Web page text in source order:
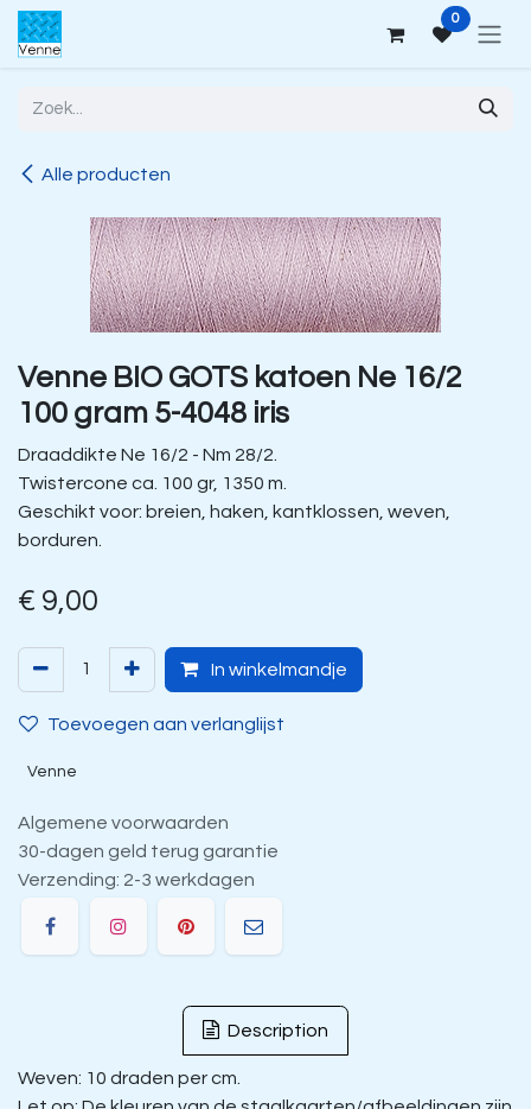
Overslaan naar inhoud 0
Alle producten
Venne BIO GOTS katoen Ne 16/2
100 gram 5-4048 iris
Draaddikte Ne 16/2 - Nm 28/2.
Twistercone ca. 100 gr, 1350 m.
Geschikt voor: breien, haken, kantklossen, weven,
borduren.
€ 9,00
In winkelmandje
Toevoegen aan verlanglijst
Venne
Algemene voorwaarden
30-dagen geld terug garantie
Verzending: 2-3 werkdagen
Description
Weven: 10 draden per cm.